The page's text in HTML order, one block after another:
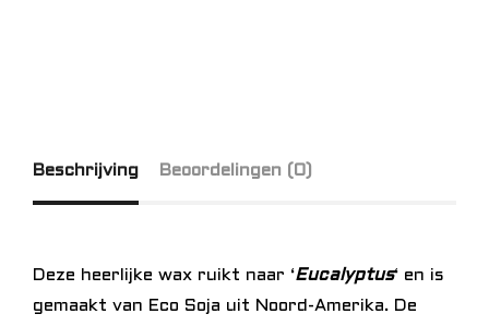
Beschrijving Beoordelingen (0)
Deze heerlijke wax ruikt naar ‘Eucalyptus‘ en is
gemaakt van Eco Soja uit Noord-Amerika. De